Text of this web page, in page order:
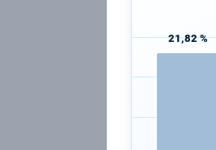
21,82 %